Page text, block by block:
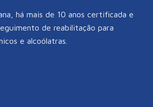
há mais de 10 anos certificada e
de reabilitação para
e alcoólatras.